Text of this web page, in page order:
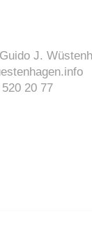
J.
20 77